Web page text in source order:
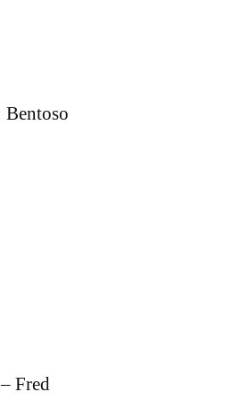
Fred